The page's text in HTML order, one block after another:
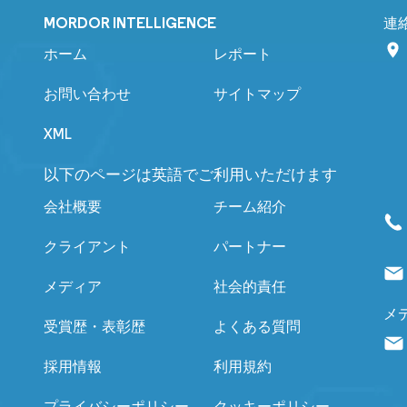
MORDOR INTELLIGENCE
ホーム レポート
お問い合わせ サイトマップ
XML
以下のページは英語でご利用いただけます
会社概要 チーム紹介
クライアント パートナー
メディア 社会的責任
受賞歴・表彰歴 よくある質問
採用情報 利用規約
連
メ